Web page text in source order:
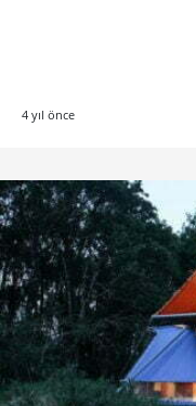
4 yıl önce